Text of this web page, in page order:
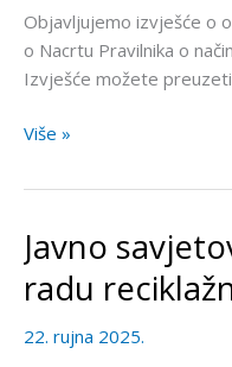
Objavljujemo izvješće o
o Nacrtu Pravilnika o
Izvješće možete
javnošću
Više »
Javno
radu
22. rujna 2025.
Javno
savjetovanje
–